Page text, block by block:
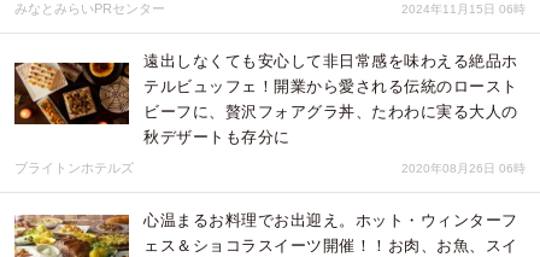
みなとみらいPRセンター 2024年11月15日 06時
遠出しなくても安心して非日常感を味わえる絶品ホ
テルビュッフェ！開業から愛される伝統のロースト
ビーフに、贅沢フォアグラ丼、たわわに実る大人の
秋デザートも存分に
ブライトンホテルズ 2020年08月26日 06時
心温まるお料理でお出迎え。ホット・ウィンターフ
ェス＆ショコラスイーツ開催！！お肉、お魚、スイ